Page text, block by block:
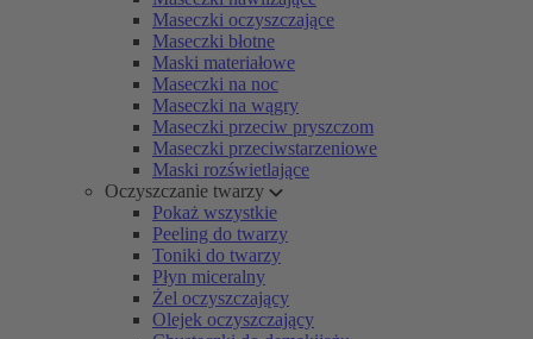
Maseczki oczyszczające
Maseczki błotne
Maski materiałowe
Maseczki na noc
Maseczki na wągry
Maseczki przeciw pryszczom
Maseczki przeciwstarzeniowe
Maski rozświetlające
Oczyszczanie twarzy
Pokaż wszystkie
Peeling do twarzy
Toniki do twarzy
Płyn miceralny
Żel oczyszczający
Olejek oczyszczający